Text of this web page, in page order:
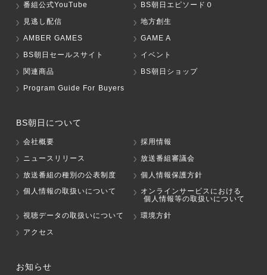
番組公式YouTube
BS朝日エピソード０
見逃し配信
地方創生
AMBER GAMES
GAME A
BS朝日セールスサイト
イベント
関連商品
BS朝日ショップ
Program Guide For Buyers
BS朝日について
会社概要
採用情報
ニュースリリース
放送番組審議会
放送番組の種別の公表制度
個人情報保護方針
個人情報の取扱いについて
オンラインサービスにおける
個人情報等の取扱いについて
視聴データの取扱いについて
環境方針
アクセス
お知らせ